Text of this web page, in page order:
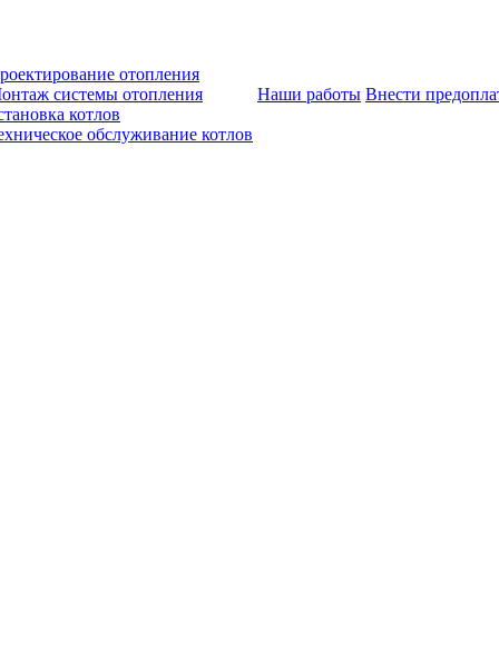
отопления
системы отопления
котлов
обслуживание котлов
Наши работы Внести